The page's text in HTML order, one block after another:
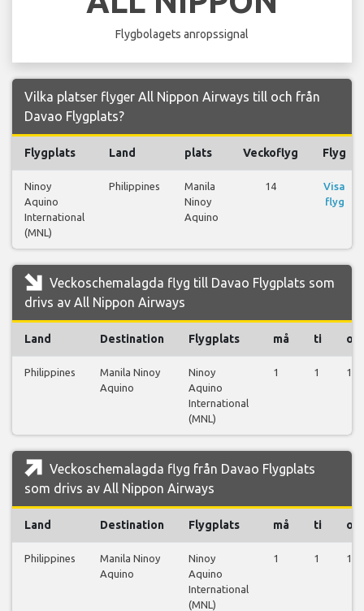
Flygbolagets anropssignal
Vilka platser flyger All Nippon Airways till och från
Davao Flygplats?
Flygplats Land plats Veckoflyg Flyg
Ninoy
Aquino
International
(MNL)
Philippines
Manila
Ninoy
Aquino
14
Visa
flyg
Veckoschemalagda flyg till Davao Flygplats som
drivs av All Nippon Airways
Land Destination Flygplats må ti on
Philippines
Manila Ninoy
Aquino
Ninoy
Aquino
International
(MNL)
1 1 1
Veckoschemalagda flyg från Davao Flygplats
som drivs av All Nippon Airways
Land Destination Flygplats må ti on
Philippines
Manila Ninoy
Aquino
Ninoy
Aquino
International
(MNL)
1 1 1